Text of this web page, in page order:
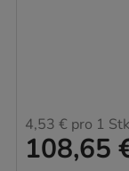
108,65
4,53 € pro 1 Stk